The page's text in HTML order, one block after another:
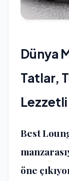
Dünya
Tatlar,
Best
öne